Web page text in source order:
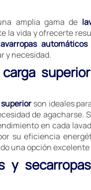
amplia gama de
la vida y ofrecerte
y necesidad.
carga
son ideales
de agacharse.
en cada
su eficiencia
una opción
y